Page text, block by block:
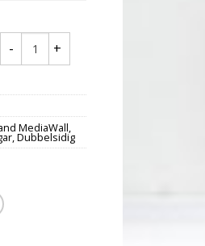
MediaWall,
,Dubbelsidig